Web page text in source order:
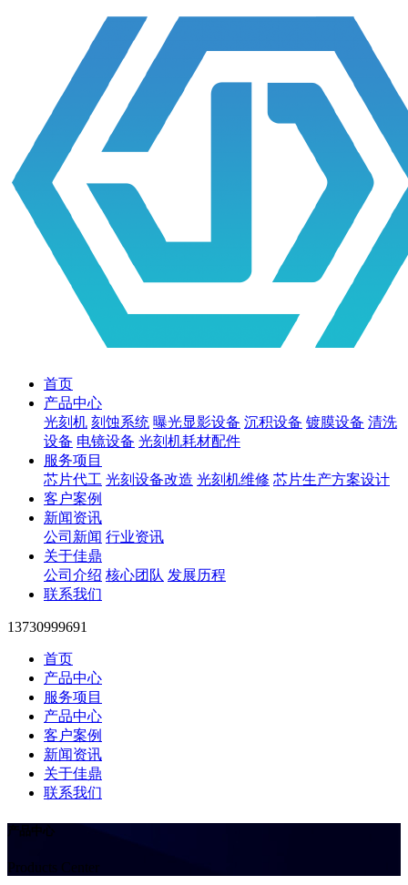
首页
产品中心
光刻机 刻蚀系统 曝光显影设备 沉积设备 镀膜设备 清洗
设备 电镜设备 光刻机耗材配件
服务项目
芯片代工 光刻设备改造 光刻机维修 芯片生产方案设计
客户案例
新闻资讯
公司新闻 行业资讯
关于佳鼎
公司介绍 核心团队 发展历程
联系我们
13730999691
首页
产品中心
服务项目
产品中心
客户案例
新闻资讯
关于佳鼎
联系我们
产品中心
Products Center